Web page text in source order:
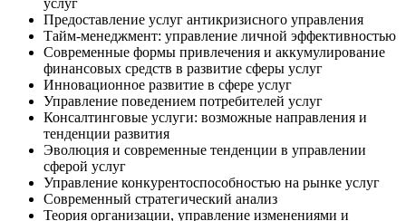
услуг
Предоставление услуг антикризисного управления
Тайм-менеджмент: управление личной эффективностью
Современные формы привлечения и аккумулирование
финансовых средств в развитие сферы услуг
Инновационное развитие в сфере услуг
Управление поведением потребителей услуг
Консалтинговые услуги: возможные направления и
тенденции развития
Эволюция и современные тенденции в управлении
сферой услуг
Управление конкурентоспособностью на рынке услуг
Современный стратегический анализ
Теория организации, управление изменениями и